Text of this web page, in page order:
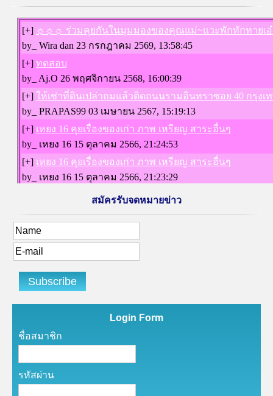
สมัครรับจดหมายข่าว
Login Form
ชื่อสมาชิก
รหัสผ่าน